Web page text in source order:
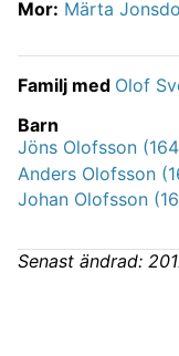
Kontakt
Mor: Märta
Familj med Olof
Barn
Jöns Olofsson
Anders Olofsson
Johan Olofsson
Senast ändrad: